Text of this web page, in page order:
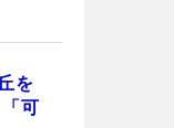
を
可